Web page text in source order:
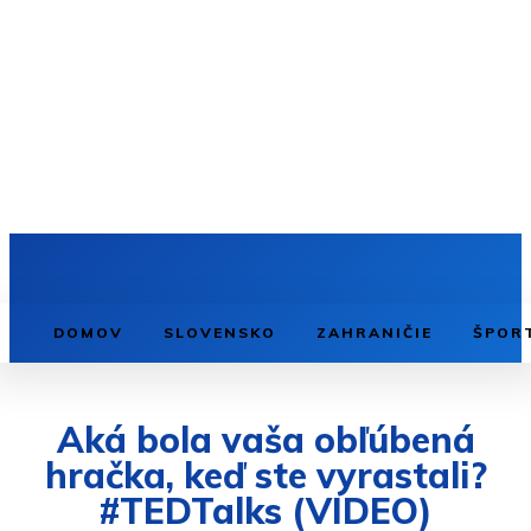
DOMOV SLOVENSKO ZAHRANIČIE
Aká bola vaša obľúbená
hračka, keď ste vyrastali?
#TEDTalks (VIDEO)